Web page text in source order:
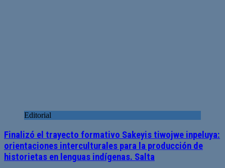
Editorial
Finalizó el trayecto formativo Sakeyis tiwojwe inpeluya:
orientaciones interculturales para la producción de
historietas en lenguas indígenas. Salta